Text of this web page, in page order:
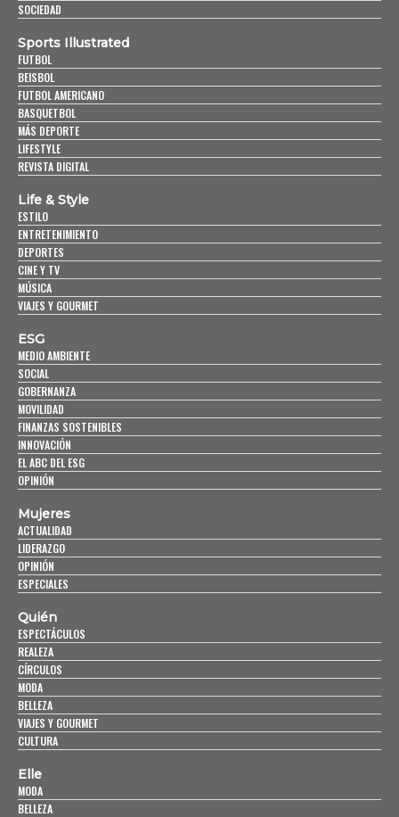
SOCIEDAD
Sports Illustrated
FUTBOL
BEISBOL
FUTBOL AMERICANO
BASQUETBOL
MÁS DEPORTE
LIFESTYLE
REVISTA DIGITAL
Life & Style
ESTILO
ENTRETENIMIENTO
DEPORTES
CINE Y TV
MÚSICA
VIAJES Y GOURMET
ESG
MEDIO AMBIENTE
SOCIAL
GOBERNANZA
MOVILIDAD
FINANZAS SOSTENIBLES
INNOVACIÓN
EL ABC DEL ESG
OPINIÓN
Mujeres
ACTUALIDAD
LIDERAZGO
OPINIÓN
ESPECIALES
Quién
ESPECTÁCULOS
REALEZA
CÍRCULOS
MODA
BELLEZA
VIAJES Y GOURMET
CULTURA
Elle
MODA
BELLEZA